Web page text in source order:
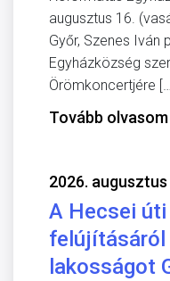
augusztus 16.
Győr, Szenes Iván
Egyházközség
Örömkoncertjére
Tovább olvasom
2026. augusztus
A Hecsei
lakosságot